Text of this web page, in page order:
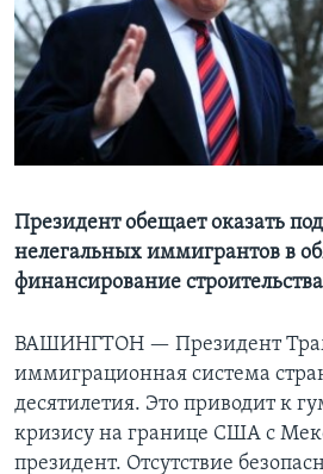
Learning English
СОЦИАЛЬНЫЕ СЕТИ
Языки
Президент обещает оказать
нелегальных иммигрантов в
финансирование
ВАШИНГТОН — Президент
иммиграционная система
десятилетия. Это приводит к
кризису на границе США с
президент. Отсутствие